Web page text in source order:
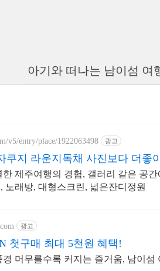
아기와 떠나는 남이섬 여
v5/entry/place/1922063498 광고
쿠지 라운지독채 사진보다 더좋
제주여행의 경험, 갤러리 같은 공
노래방, 대형스크린, 넓은잔디정원
광고
첫구매 최대 5천원 혜택!
경 머무를수록 커지는 즐거움, 남이섬